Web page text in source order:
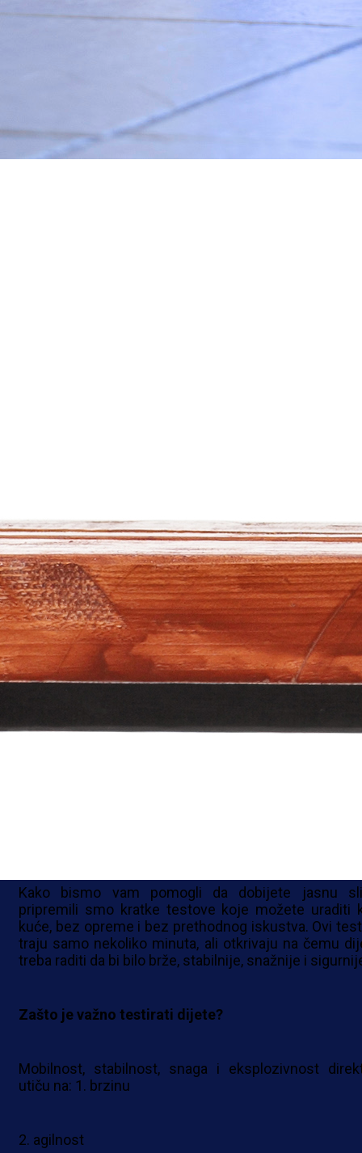
KINERA APLIKACIJA
Sezona je završena. Treninzi su stali, utakmice
gotove, a pauza je pred nama.
A vi, kao roditelj, vjerovatno se pitate:
1. Na čemu moje dijete treba raditi?
Kako bismo vam pomogli da dobijete jasnu
pripremili smo kratke testove koje možete uraditi
kuće, bez opreme i bez prethodnog iskustva. Ovi
traju samo nekoliko minuta, ali otkrivaju na čemu
treba raditi da bi bilo brže, stabilnije, snažnije i
Zašto je važno testirati dijete?
Mobilnost, stabilnost, snaga i eksplozivnost
utiču na: 1. brzinu
2. agilnost